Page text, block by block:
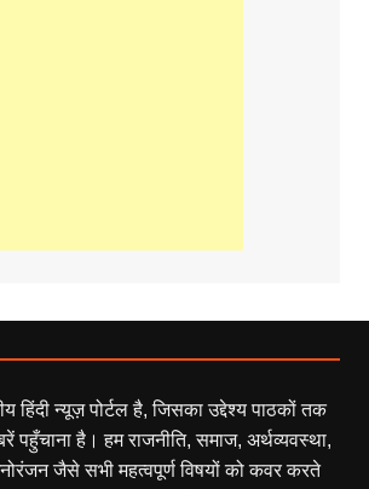
हिंदी न्यूज़ पोर्टल है, जिसका उद्देश्य पाठकों तक
पहुँचाना है। हम राजनीति, समाज, अर्थव्यवस्था,
जैसे सभी महत्वपूर्ण विषयों को कवर करते